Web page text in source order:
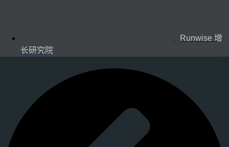
Runwise 增
长研究院